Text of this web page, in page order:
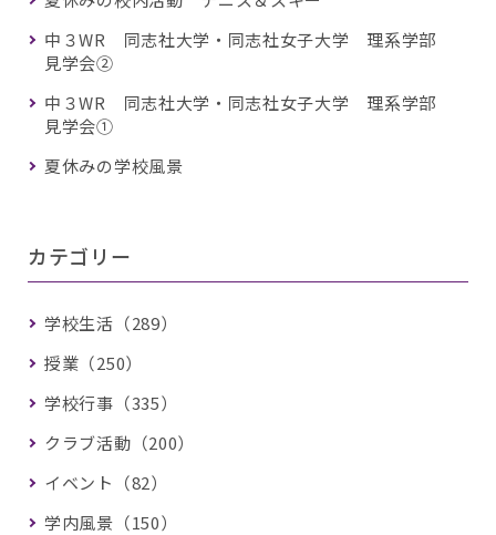
中３WR 同志社大学・同志社女子大学 理系学部
見学会②
中３WR 同志社大学・同志社女子大学 理系学部
見学会①
夏休みの学校風景
カテゴリー
学校生活（289）
授業（250）
学校行事（335）
クラブ活動（200）
イベント（82）
学内風景（150）